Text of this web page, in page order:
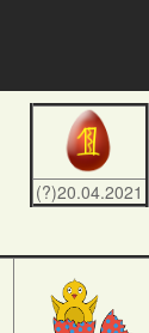
(?)20.04.2021